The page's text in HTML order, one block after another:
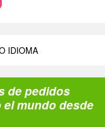
IDIOMA
de pedidos
mundo desde